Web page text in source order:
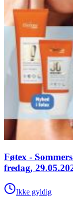
Føtex -
fredag,
Ikke gyldig